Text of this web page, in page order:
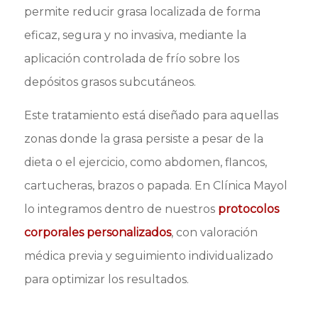
permite reducir grasa localizada de forma
eficaz, segura y no invasiva, mediante la
aplicación controlada de frío sobre los
depósitos grasos subcutáneos.
Este tratamiento está diseñado para aquellas
zonas donde la grasa persiste a pesar de la
dieta o el ejercicio, como abdomen, flancos,
cartucheras, brazos o papada. En Clínica Mayol
lo integramos dentro de nuestros protocolos
corporales personalizados, con valoración
médica previa y seguimiento individualizado
para optimizar los resultados.